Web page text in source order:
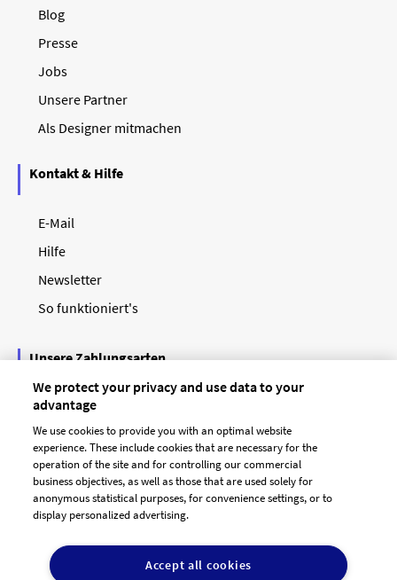
Blog
Presse
Jobs
Unsere Partner
Als Designer mitmachen
Kontakt & Hilfe
E-Mail
Hilfe
Newsletter
So funktioniert's
Unsere Zahlungsarten
AGB Dienstleister
Datenschutz Impressum
We protect your privacy and use data to your
advantage
We use cookies to provide you with an optimal website
experience. These include cookies that are necessary for the
operation of the site and for controlling our commercial
business objectives, as well as those that are used solely for
anonymous statistical purposes, for convenience settings, or to
display personalized advertising.
Accept all cookies